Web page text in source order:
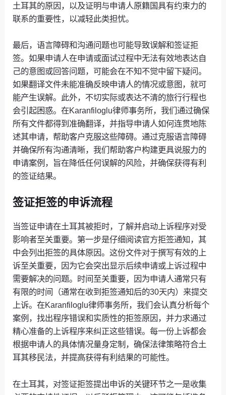
土耳其的原因，以及证明与申请人原籍国具有约束力的
联系的重要性，以减轻此类担忧。
最后，语言障碍和沟通问题也可能导致误解和签证拒
签。如果申请人在申请或面试过程中无法有效地表达自
己的意图或回答问题，可能会在不知不觉中留下疑问。
如果翻译文件未能准确反映申请人的情况或意图，就可
能产生误解。此外，不切实际或表达不清的旅行行程也
会引起困惑。在Karanfiloglu律师事务所，我们通过确保
所有文件都得到准确翻译，并指导申请人如何连贯地陈
述其申请，帮助客户克服这些障碍。通过克服语言障碍
并确保所有沟通清晰，我们帮助客户构建更具说服力的
申请案例，旨在降低任何误解的风险，并确保获得有利
的签证结果。
签证拒签的申诉流程
当签证申请在土耳其被拒时，了解并启动上诉程序对受
影响者至关重要。第一步是仔细阅读官方拒签通知，其
中会列出拒签的具体原因。这份文件对于撰写有效的上
诉至关重要，因为它会突出显示后续申请或上诉过程中
需要解决的问题。时间至关重要，因为申请人通常只有
有限的时间（通常在收到拒签通知后的30天内）来提交
上诉。在Karanfiloglu律师事务所，我们会认真分析每个
案例，找出程序错误和实质性的拒签原因，并力求通过
精心准备的上诉程序来纠正这些错误。每一份上诉都会
根据申请人的具体情况量身定制，确保法律策略符合土
耳其移民法，并提高获得有利结果的可能性。
在土耳其，对签证拒签提出申诉的关键环节之一是收集